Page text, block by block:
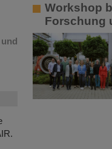
Workshop
Forschung